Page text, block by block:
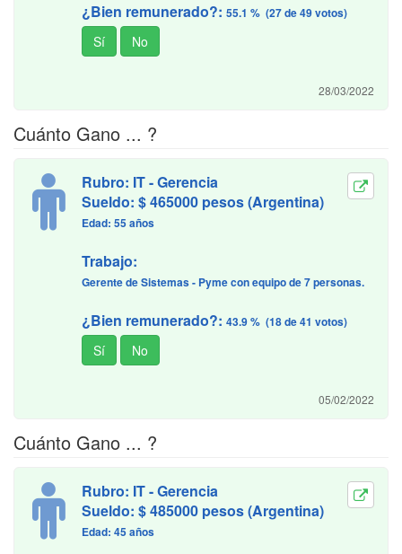
¿Bien remunerado?: 55.1 % (27 de 49 votos)
28/03/2022
Cuánto Gano ... ?
Rubro: IT - Gerencia
Sueldo: $ 465000 pesos (Argentina)
Edad: 55 años
Trabajo:
Gerente de Sistemas - Pyme con equipo de 7 personas.
¿Bien remunerado?: 43.9 % (18 de 41 votos)
05/02/2022
Cuánto Gano ... ?
Rubro: IT - Gerencia
Sueldo: $ 485000 pesos (Argentina)
Edad: 45 años